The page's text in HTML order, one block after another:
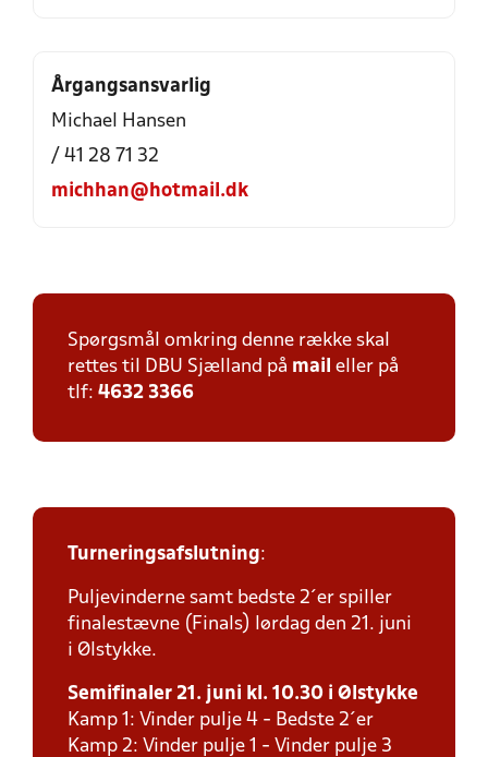
Årgangsansvarlig
Michael Hansen
/ 41 28 71 32
michhan@hotmail.dk
Spørgsmål omkring denne række skal
rettes til DBU Sjælland på mail eller på
tlf: 4632 3366
Turneringsafslutning:
Puljevinderne samt bedste 2´er spiller
finalestævne (Finals) lørdag den 21. juni
i Ølstykke.
Semifinaler 21. juni kl. 10.30 i Ølstykke
Kamp 1: Vinder pulje 4 - Bedste 2´er
Kamp 2: Vinder pulje 1 - Vinder pulje 3